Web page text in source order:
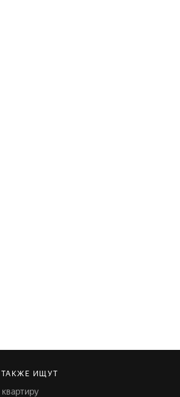
ИЩУТ
квартиру